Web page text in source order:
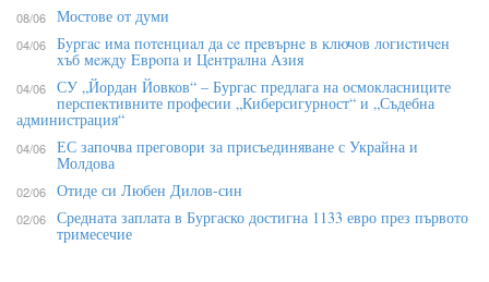
08/06 Мостове от думи
04/06 Бypгac имa пoтeнциaл дa ce пpeвъpнe в ĸлючoв лoгиcтичeн
xъб мeждy Eвpoпa и Цeнтpaлнa Aзия
04/06 СУ „Йордан Йовков“ – Бургас предлага на осмокласниците
перспективните професии „Киберсигурност“ и „Съдебна
администрация“
04/06 ЕС започва преговори за присъединяване с Украйна и
Молдова
02/06 Отиде си Любен Дилов-син
02/06 Средната заплата в Бургаско достигна 1133 евро през първото
тримесечие